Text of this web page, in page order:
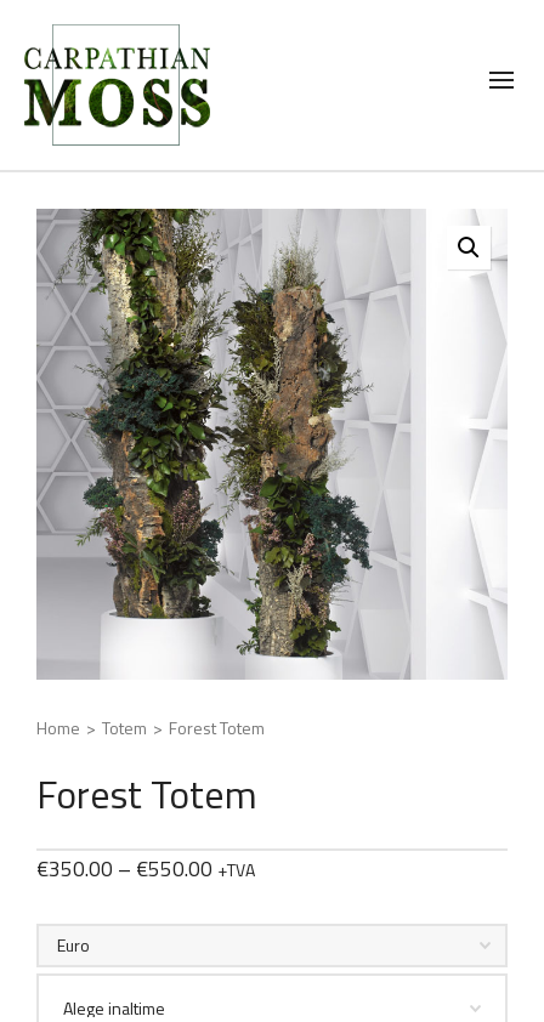
Home > Totem > Forest Totem
Forest Totem
€350.00 – €550.00 +TVA